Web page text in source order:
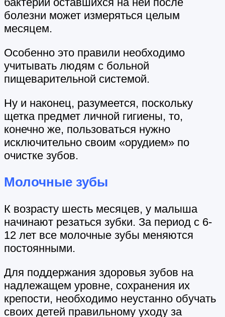
болезни может измеряться целым
месяцем.
Особенно это правили необходимо
учитывать людям с больной
пищеварительной системой.
Ну и наконец, разумеется, поскольку
щетка предмет личной гигиены, то,
конечно же, пользоваться нужно
исключительно своим «орудием» по
очистке зубов.
Молочные зубы
К возрасту шесть месяцев, у малыша
начинают резаться зубки. За период с 6-
12 лет все молочные зубы меняются
постоянными.
Для поддержания здоровья зубов на
надлежащем уровне, сохранения их
крепости, необходимо неустанно обучать
своих детей правильному уходу за